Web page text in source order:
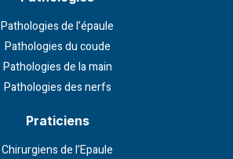
Pathologies de l’épaule
Pathologies du coude
Pathologies de la main
Pathologies des nerfs
Praticiens
Chirurgiens de l’Epaule